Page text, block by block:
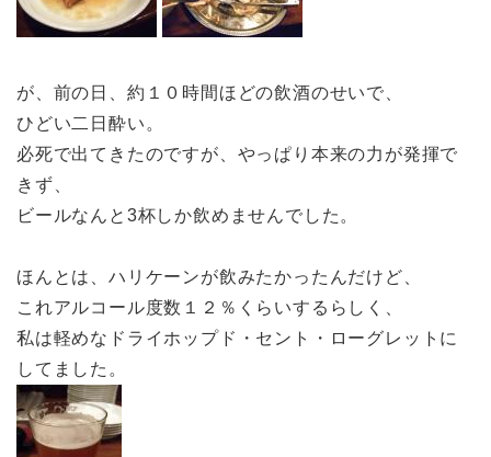
が、前の日、約１０時間ほどの飲酒のせいで、
ひどい二日酔い。
必死で出てきたのですが、やっぱり本来の力が発揮で
きず、
ビールなんと3杯しか飲めませんでした。
ほんとは、ハリケーンが飲みたかったんだけど、
これアルコール度数１２％くらいするらしく、
私は軽めなドライホップド・セント・ローグレットに
してました。